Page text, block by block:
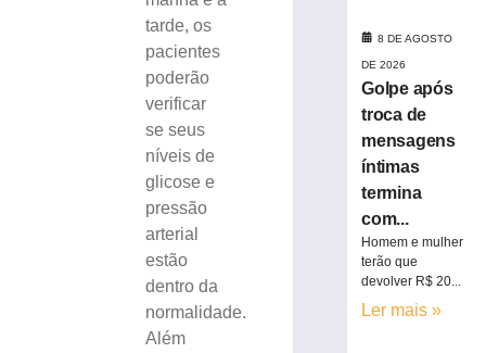
tarde, os
pacientes
poderão
verificar
se seus
níveis de
glicose e
pressão
arterial
estão
dentro da
normalidade.
Além
Hospital
atualiza
estado
saúde
trabalhador
ferido
durante
montagem
8 DE AGOSTO
DE 2026
Golpe após
troca de
mensagens
íntimas
termina
com...
Homem e mulher
terão que
devolver R$ 20...
Ler mais »